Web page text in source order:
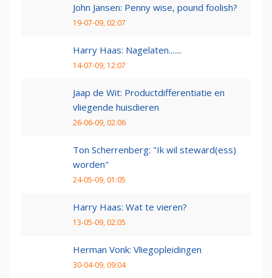
John Jansen: Penny wise, pound foolish?
19-07-09, 02:07
Harry Haas: Nagelaten.......
14-07-09, 12:07
Jaap de Wit: Productdifferentiatie en
vliegende huisdieren
26-06-09, 02:06
Ton Scherrenberg: "Ik wil steward(ess)
worden"
24-05-09, 01:05
Harry Haas: Wat te vieren?
13-05-09, 02:05
Herman Vonk: Vliegopleidingen
30-04-09, 09:04